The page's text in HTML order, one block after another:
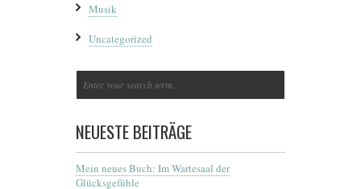
Musik
Uncategorized
NEUESTE BEITRÄGE
Mein neues Buch: Im Wartesaal der
Glücksgefühle